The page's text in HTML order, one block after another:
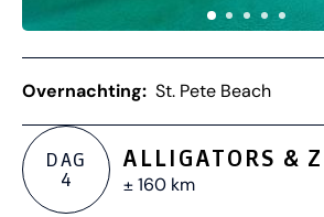
Overnachting: St. Pete Beach
DAG
4
ALLIGATORS &
± 160 km